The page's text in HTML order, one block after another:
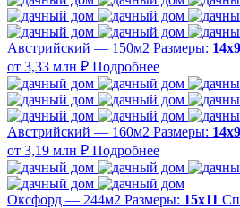
Австрийский — 150м2 Размеры: 14х9
от 3,33 млн ₽ Подробнее
Австрийский — 160м2 Размеры: 14х9
от 3,19 млн ₽ Подробнее
Оксфорд — 244м2 Размеры: 15х11